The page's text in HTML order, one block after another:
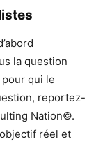
la question
qui le
reportez-
Nation©.
réel et